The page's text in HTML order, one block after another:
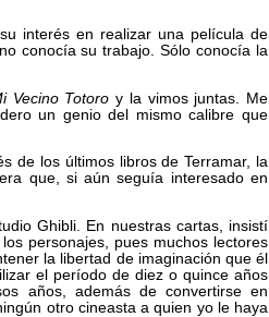
interés en realizar una película de
conocía su trabajo. Sólo conocía la
Vecino Totoro y la vimos juntas. Me
un genio del mismo calibre que
de los últimos libros de Terramar, la
que, si aún seguía interesado en
Ghibli. En nuestras cartas, insistí
personajes, pues muchos lectores
la libertad de imaginación que él
el período de diez o quince años
años, además de convertirse en
otro cineasta a quien yo le haya